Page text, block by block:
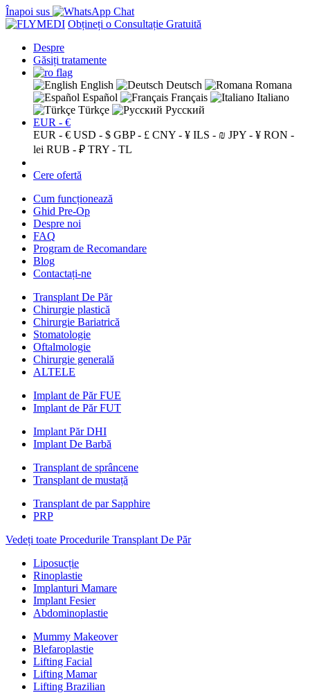
Înapoi sus
Obțineți o Consultație Gratuită
Despre
Găsiți tratamente
English Deutsch
Romana
Español
Français
Italiano
Türkçe
Русский
EUR - €
EUR - € USD - $ GBP - £ CNY - ¥ ILS - ₪ JPY - ¥ RON -
lei RUB - ₽ TRY - TL
Cere ofertă
Cum funcționează
Ghid Pre-Op
Despre noi
FAQ
Program de Recomandare
Blog
Contactați-ne
Transplant De Păr
Chirurgie plastică
Chirurgie Bariatrică
Stomatologie
Oftalmologie
Chirurgie generală
ALTELE
Implant de Păr FUE
Implant de Păr FUT
Implant Păr DHI
Implant De Barbă
Transplant de sprâncene
Transplant de mustață
Transplant de par Sapphire
PRP
Vedeți toate Procedurile Transplant De Păr
Liposucție
Rinoplastie
Implanturi Mamare
Implant Fesier
Abdominoplastie
Mummy Makeover
Blefaroplastie
Lifting Facial
Lifting Mamar
Lifting Brazilian